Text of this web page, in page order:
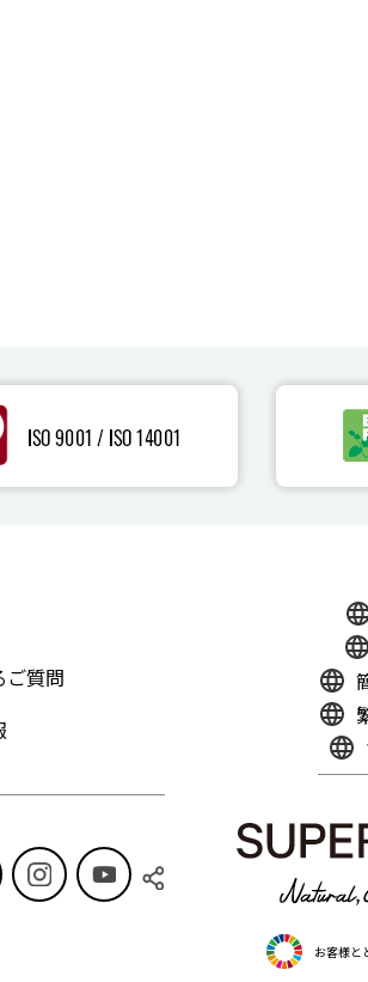
お客様と
ご質問